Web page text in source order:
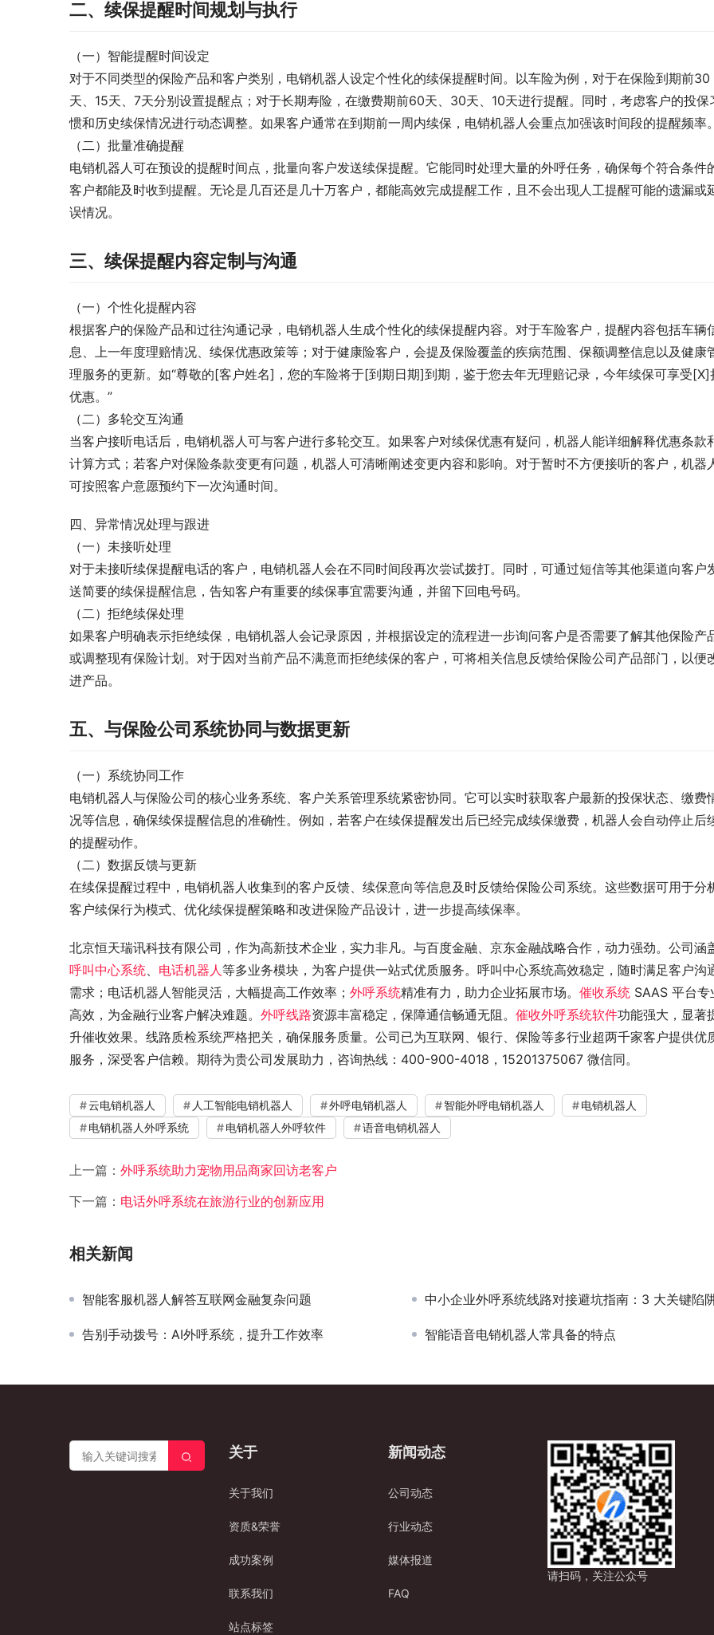
二、续保提醒时间规划与执行
（一）智能提醒时间设定
对于不同类型的保险产品和客户类别，电销机器人设定个性化的续保提醒时间。以车险为例，对于在保险到期前30
天、15天、7天分别设置提醒点；对于长期寿险，在缴费期前60天、30天、10天进行提醒。同时，考虑客户的投保
惯和历史续保情况进行动态调整。如果客户通常在到期前一周内续保，电销机器人会重点加强该时间段的提醒频率。
（二）批量准确提醒
电销机器人可在预设的提醒时间点，批量向客户发送续保提醒。它能同时处理大量的外呼任务，确保每个符合条件
客户都能及时收到提醒。无论是几百还是几十万客户，都能高效完成提醒工作，且不会出现人工提醒可能的遗漏或
误情况。
三、续保提醒内容定制与沟通
（一）个性化提醒内容
根据客户的保险产品和过往沟通记录，电销机器人生成个性化的续保提醒内容。对于车险客户，提醒内容包括车辆
息、上一年度理赔情况、续保优惠政策等；对于健康险客户，会提及保险覆盖的疾病范围、保额调整信息以及健康
理服务的更新。如“尊敬的[客户姓名]，您的车险将于[到期日期]到期，鉴于您去年无理赔记录，今年续保可享受[X]
优惠。”
（二）多轮交互沟通
当客户接听电话后，电销机器人可与客户进行多轮交互。如果客户对续保优惠有疑问，机器人能详细解释优惠条款
计算方式；若客户对保险条款变更有问题，机器人可清晰阐述变更内容和影响。对于暂时不方便接听的客户，机器
可按照客户意愿预约下一次沟通时间。
四、异常情况处理与跟进
（一）未接听处理
对于未接听续保提醒电话的客户，电销机器人会在不同时间段再次尝试拨打。同时，可通过短信等其他渠道向客户
送简要的续保提醒信息，告知客户有重要的续保事宜需要沟通，并留下回电号码。
（二）拒绝续保处理
如果客户明确表示拒绝续保，电销机器人会记录原因，并根据设定的流程进一步询问客户是否需要了解其他保险产
或调整现有保险计划。对于因对当前产品不满意而拒绝续保的客户，可将相关信息反馈给保险公司产品部门，以便
进产品。
五、与保险公司系统协同与数据更新
（一）系统协同工作
电销机器人与保险公司的核心业务系统、客户关系管理系统紧密协同。它可以实时获取客户最新的投保状态、缴费
况等信息，确保续保提醒信息的准确性。例如，若客户在续保提醒发出后已经完成续保缴费，机器人会自动停止后
的提醒动作。
（二）数据反馈与更新
在续保提醒过程中，电销机器人收集到的客户反馈、续保意向等信息及时反馈给保险公司系统。这些数据可用于分
客户续保行为模式、优化续保提醒策略和改进保险产品设计，进一步提高续保率。
北京恒天瑞讯科技有限公司，作为高新技术企业，实力非凡。与百度金融、京东金融战略合作，动力强劲。公司涵
呼叫中心系统
电话机器人 等多业务模块，为客户提供一站式优质服务。呼叫中心系统高效稳定，随时满足客户沟
需求；电话机器人智能灵活，大幅提高工作效率； 外呼系统精准有力，助力企业拓展市场。 催收系统 SAAS 平台专
高效，为金融行业客户解决难题。 外呼线路资源丰富稳定，保障通信畅通无阻。 催收外呼系统软件功能强大，显著
升催收效果。线路质检系统严格把关，确保服务质量。公司已为互联网、银行、保险等多行业超两千家客户提供优
服务，深受客户信赖。期待为贵公司发展助力，咨询热线：400-900-4018，15201375067 微信同。
云电销机器人 人工智能电销机器人 外呼电销机器人 智能外呼电销机器人
电销机器人
电销机器人外呼系统
电销机器人外呼软件 语音电销机器人
上一篇： 外呼系统助力宠物用品商家回访老客户
下一篇： 电话外呼系统在旅游行业的创新应用
相关新闻
智能客服机器人解答互联网金融复杂问题 中小企业外呼系统线路对接避坑指南：3 大关键陷阱解
告别手动拨号：AI外呼系统，提升工作效率 智能语音电销机器人常具备的特点
关于
关于我们
资质&荣誉
成功案例
联系我们
站点标签
新闻动态
公司动态
行业动态
媒体报道
FAQ
请扫码，关注公众号